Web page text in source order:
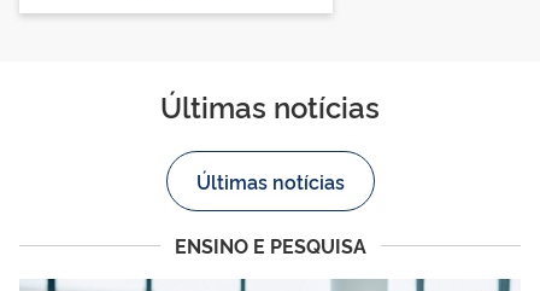
Últimas notícias
Últimas notícias
ENSINO E PESQUISA